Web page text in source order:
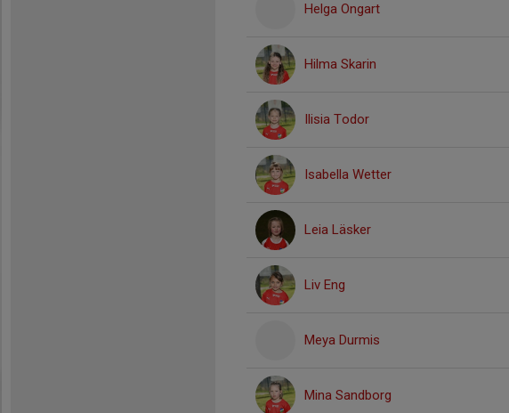
Helga Ongart
Hilma Skarin
Ilisia Todor
Isabella Wetter
Leia Läsker
Liv Eng
Meya Durmis
Mina Sandborg